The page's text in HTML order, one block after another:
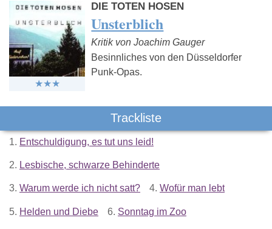
DIE TOTEN HOSEN
Unsterblich
Kritik von Joachim Gauger
Besinnliches von den Düsseldorfer
Punk-Opas.
Trackliste
1. Entschuldigung, es tut uns leid!
2. Lesbische, schwarze Behinderte
3. Warum werde ich nicht satt? 4. Wofür man lebt
5. Helden und Diebe 6. Sonntag im Zoo